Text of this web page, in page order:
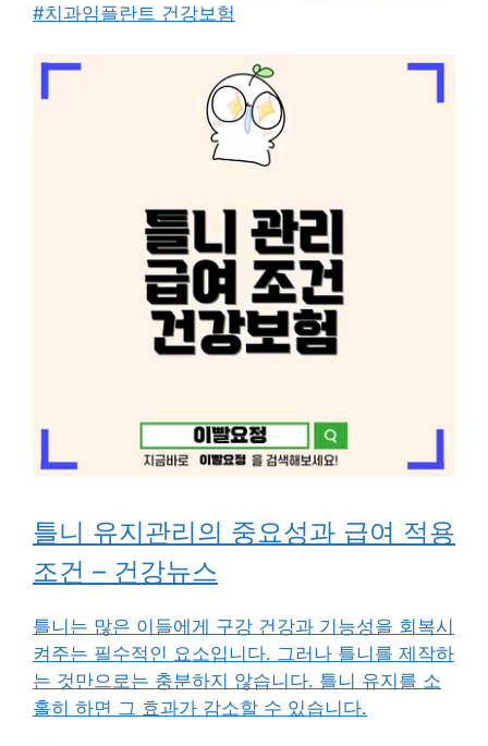
#치과임플란트 건강보험
틀니 유지관리의 중요성과 급여 적용
조건 – 건강뉴스
틀니는 많은 이들에게 구강 건강과 기능성을 회복시
켜주는 필수적인 요소입니다. 그러나 틀니를 제작하
는 것만으로는 충분하지 않습니다. 틀니 유지를 소
홀히 하면 그 효과가 감소할 수 있습니다.